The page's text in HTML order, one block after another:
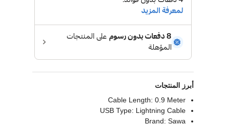
أبرز المنتجات
Cable Length: 0.9 Meter
USB Type: Lightning Cable
Brand: Sawa